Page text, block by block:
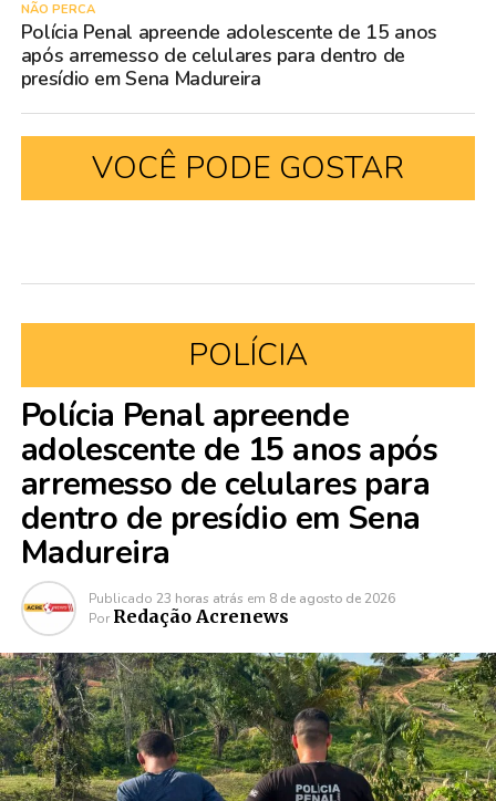
NÃO PERCA
Polícia Penal apreende adolescente de 15 anos
após arremesso de celulares para dentro de
presídio em Sena Madureira
VOCÊ PODE GOSTAR
POLÍCIA
Polícia Penal apreende
adolescente de 15 anos após
arremesso de celulares para
dentro de presídio em Sena
Madureira
Publicado 23 horas atrás em 8 de agosto de 2026
Por Redação Acrenews